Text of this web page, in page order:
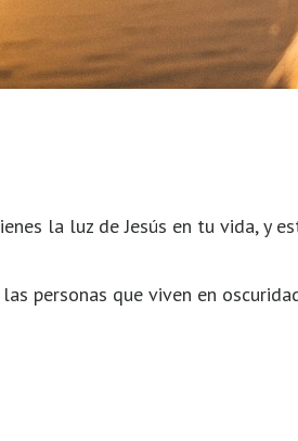
la luz de Jesús en tu vida, y
personas que viven en